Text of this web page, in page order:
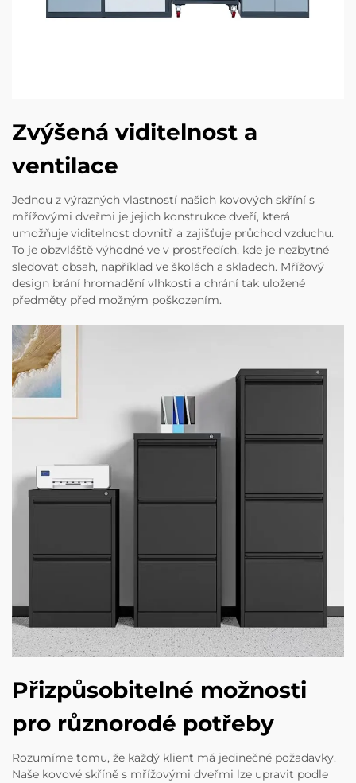
Zvýšená viditelnost a
ventilace
Jednou z výrazných vlastností našich kovových skříní s
mřížovými dveřmi je jejich konstrukce dveří, která
umožňuje viditelnost dovnitř a zajišťuje průchod vzduchu.
To je obzvláště výhodné ve v prostředích, kde je nezbytné
sledovat obsah, například ve školách a skladech. Mřížový
design brání hromadění vlhkosti a chrání tak uložené
předměty před možným poškozením.
Přizpůsobitelné možnosti
pro různorodé potřeby
Rozumíme tomu, že každý klient má jedinečné požadavky.
Naše kovové skříně s mřížovými dveřmi lze upravit podle